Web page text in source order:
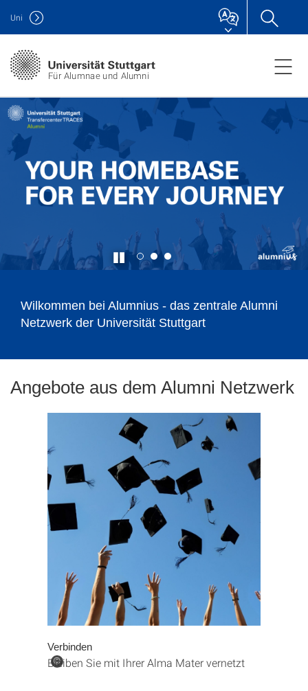
Für Alumnae und Alumni
Uni
Wilkommen bei Alumnius - das zentrale Alumni
Netzwerk der Universität Stuttgart
Angebote aus dem Alumni Netzwerk
©
Verbinden
Bleiben Sie mit Ihrer Alma Mater vernetzt